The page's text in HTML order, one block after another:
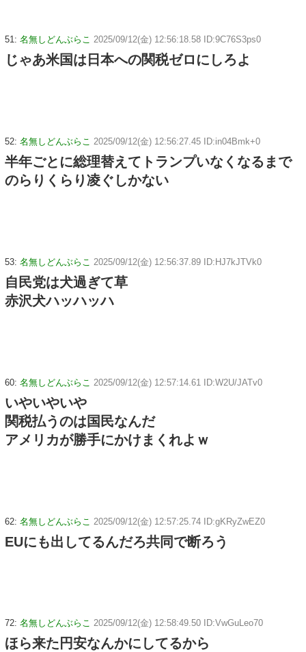
51: 名無しどんぶらこ 2025/09/12(金) 12:56:18.58 ID:9C76S3ps0
じゃあ米国は日本への関税ゼロにしろよ
52: 名無しどんぶらこ 2025/09/12(金) 12:56:27.45 ID:in04Bmk+0
半年ごとに総理替えてトランプいなくなるまで
のらりくらり凌ぐしかない
53: 名無しどんぶらこ 2025/09/12(金) 12:56:37.89 ID:HJ7kJTVk0
自民党は犬過ぎて草
赤沢犬ハッハッハ
60: 名無しどんぶらこ 2025/09/12(金) 12:57:14.61 ID:W2U/JATv0
いやいやいや
関税払うのは国民なんだ
アメリカが勝手にかけまくれよｗ
62: 名無しどんぶらこ 2025/09/12(金) 12:57:25.74 ID:gKRyZwEZ0
EUにも出してるんだろ共同で断ろう
72: 名無しどんぶらこ 2025/09/12(金) 12:58:49.50 ID:VwGuLeo70
ほら来た円安なんかにしてるから